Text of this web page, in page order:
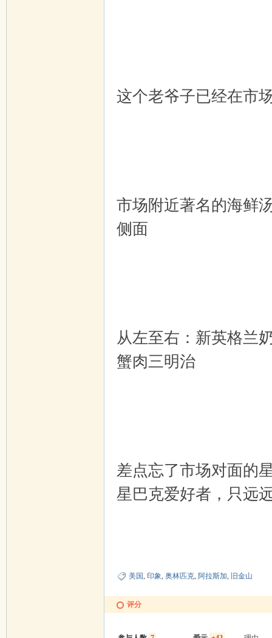
这个老爷子已经在市
市场附近著名的海鲜
侧面
从左至右：新英格兰
蟹肉三明治
差点忘了市场对面的
星巴克爱好者，只远
美国, 印象, 奥林匹克, 阿拉斯加, 旧金山
评分